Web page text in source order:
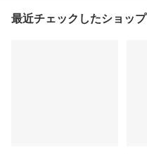
最近チェックしたショップ